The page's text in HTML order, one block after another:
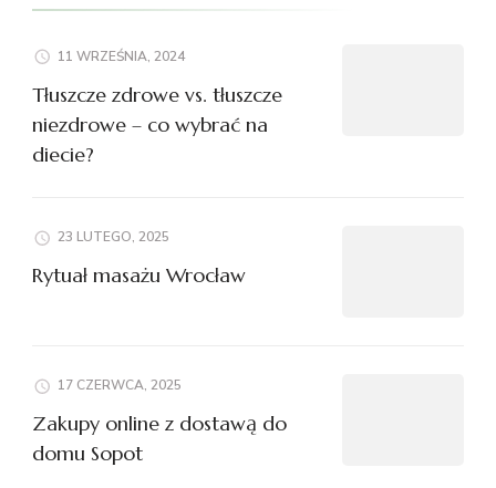
11 WRZEŚNIA, 2024
Tłuszcze zdrowe vs. tłuszcze
niezdrowe – co wybrać na
diecie?
23 LUTEGO, 2025
Rytuał masażu Wrocław
17 CZERWCA, 2025
Zakupy online z dostawą do
domu Sopot